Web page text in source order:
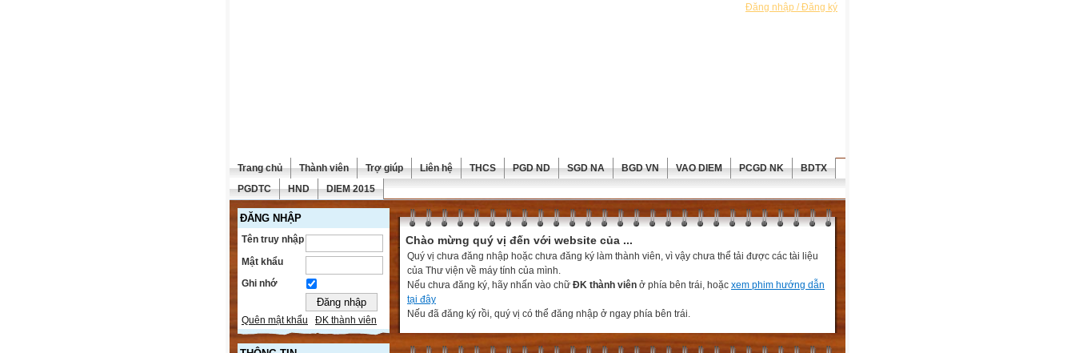
Đăng nhập / Đăng ký
Trang chủ Thành viên Trợ giúp Liên hệ THCS PGD ND SGD NA BGD VN VAO DIEM PCGD NK
BDTX
PGDTC
HND DIEM 2015
ĐĂNG NHẬP
Tên truy nhập
Mật khẩu
Ghi nhớ
Quên mật khẩu ĐK thành viên
Chào mừng quý vị đến với website của ...
Quý vị chưa đăng nhập hoặc chưa đăng ký làm thành viên, vì vậy chưa thể tải được các tài liệu
của Thư viện về máy tính của mình.
Nếu chưa đăng ký, hãy nhấn vào chữ ĐK thành viên ở phía bên trái, hoặc xem phim hướng dẫn
tại đây
Nếu đã đăng ký rồi, quý vị có thể đăng nhập ở ngay phía bên trái.